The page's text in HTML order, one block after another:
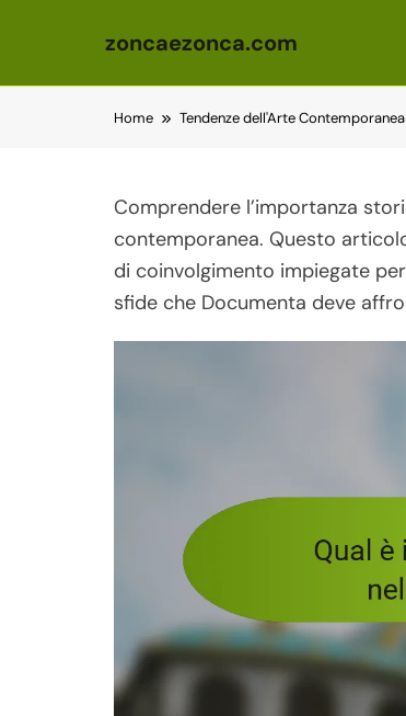
zoncaezonca.com
Home Tendenze dell'Arte Contemporanea
Comprendere l’importanza
contemporanea. Questo
di coinvolgimento impiegate
sfide che Documenta deve